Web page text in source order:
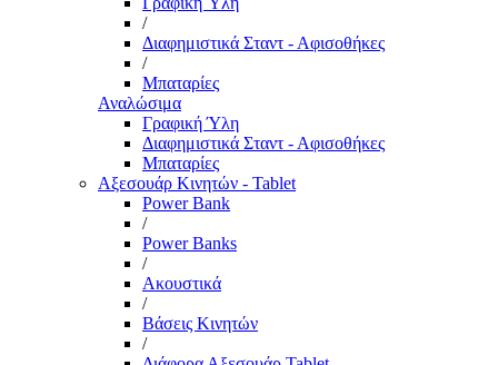
/
Διαφημιστικά Σταντ - Αφισοθήκες
/
Μπαταρίες
Αναλώσιμα
Γραφική Ύλη
Διαφημιστικά Σταντ - Αφισοθήκες
Μπαταρίες
Αξεσουάρ Κινητών - Tablet
Power Bank
/
Power Banks
/
Ακουστικά
/
Βάσεις Κινητών
/